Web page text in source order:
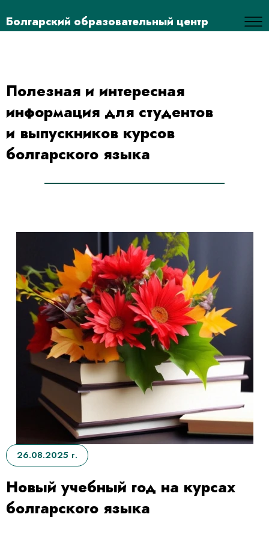
Болгарский образовательный центр
Полезная и интересная
информация для студентов
и выпускников курсов
болгарского языка
26.08.2025 г.
Новый учебный год на курсах
болгарского языка